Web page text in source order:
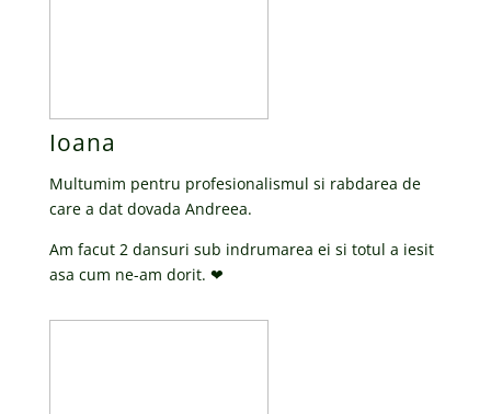
Ioana
Multumim pentru profesionalismul si rabdarea de
care a dat dovada Andreea.
Am facut 2 dansuri sub indrumarea ei si totul a iesit
asa cum ne-am dorit. ❤